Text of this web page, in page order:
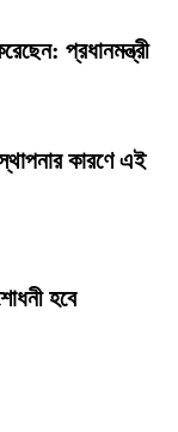
প্রধানমন্ত্রী
কারণে এই
হবে